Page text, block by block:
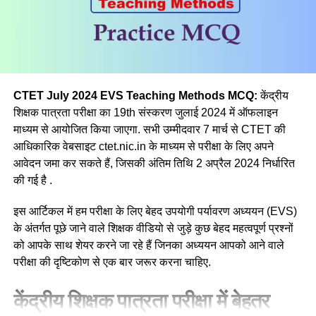
(c) इतिहास
(d) राजनीतिक विज्ञान
Ans a
Q.3 निम्नलिखित में से कौन-सी सामाजिक विज्ञान शिक्षण विधि, विद्यार्थियों
की प्रस्ताव करने की, तार्किक बहस करने की, जवाबी तर्क देने की और
तथ्यों या विचारों को प्रस्तुत करने की क्षमता को विकसित करती है?
(a) Debate/वाद-विवाद
CTET July 2024 EVS Teaching Methods MCQ:केंद्रीय
शिक्षक पात्रता परीक्षा का 19th संस्करण जुलाई 2024 में ऑफलाइन
माध्यम से आयोजित किया जाएगा. सभी उम्मीदवार 7 मार्च से CTET की
आधिकारिक वेबसाइट ctet.nic.in के माध्यम से परीक्षा के लिए अपने
आवेदन जमा कर सकते हैं, जिसकी अंतिम तिथि 2 अप्रैल 2024 निर्धारित
की गई है .
इस आर्टिकल में हम परीक्षा के लिए बेहद उपयोगी पर्यावरण अध्ययन (EVS)
के अंतर्गत पूछे जाने वाले शिक्षक वीडियो से जुड़े कुछ बेहद महत्वपूर्ण प्रश्नों
को आपके साथ शेयर करने जा रहे हैं जिनका अध्ययन आपको आने वाले
परीक्षा की दृष्टिकोण से एक बार जरूर करना चाहिए.
केंद्रीय शिक्षक पात्रता परीक्षा में बेहतर